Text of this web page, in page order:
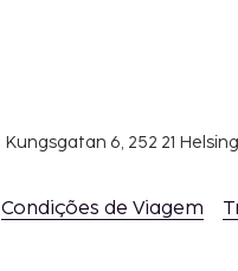
Kungsgatan 6, 252 21
Condições de Viagem